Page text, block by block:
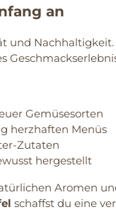
an
und
Gemüsesorten
herzhaften Menüs
Zutaten
hergestellt
Aromen
schaffst du eine